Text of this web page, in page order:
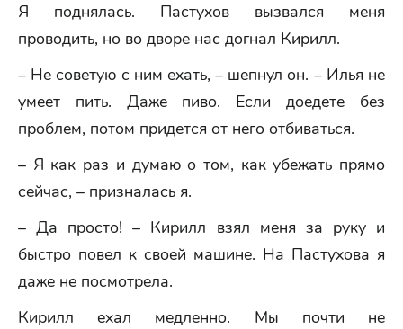
Я поднялась. Пастухов вызвался меня
проводить, но во дворе нас догнал Кирилл.
– Не советую с ним ехать, – шепнул он. – Илья не
умеет пить. Даже пиво. Если доедете без
проблем, потом придется от него отбиваться.
– Я как раз и думаю о том, как убежать прямо
сейчас, – призналась я.
– Да просто! – Кирилл взял меня за руку и
быстро повел к своей машине. На Пастухова я
даже не посмотрела.
Кирилл ехал медленно. Мы почти не